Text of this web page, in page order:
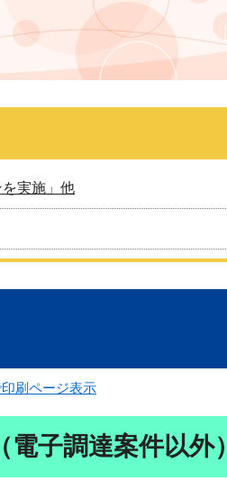
実施」他
刷ページ表示
子調達案件以外）